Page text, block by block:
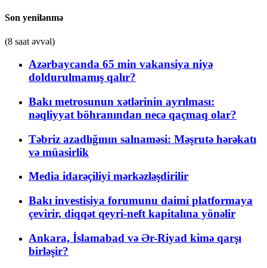
Son yenilənmə
(8 saat əvvəl)
Azərbaycanda 65 min vakansiya niyə
doldurulmamış qalır?
Bakı metrosunun xətlərinin ayrılması:
nəqliyyat böhranından necə qaçmaq olar?
Təbriz azadlığının salnaməsi: Məşrutə hərəkatı
və müasirlik
Media idarəçiliyi mərkəzləşdirilir
Bakı investisiya forumunu daimi platformaya
çevirir, diqqət qeyri-neft kapitalına yönəlir
Ankara, İslamabad və Ər-Riyad kimə qarşı
birləşir?